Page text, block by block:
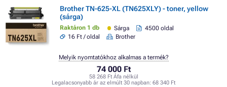
Brother TN-625-XL (TN625XLY) - toner, yellow
(sárga)
Raktáron 1 db Sárga
4500 oldal
16 Ft / oldal
Brother
74 000 Ft
58 268 Ft Áfa nélkül
Legalacsonyabb ár az elmúlt 30 napban: 68 340 Ft
Melyik nyomtatókhoz alkalmas a termék?